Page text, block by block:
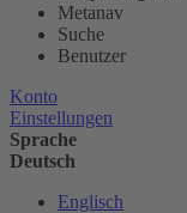
Metanav
Suche
Benutzer
Konto
Einstellungen
Sprache
Deutsch
Englisch